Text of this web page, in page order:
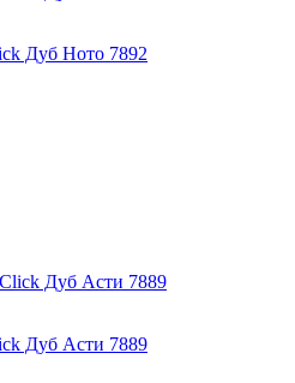
Дуб Ното 7892
Дуб Асти 7889